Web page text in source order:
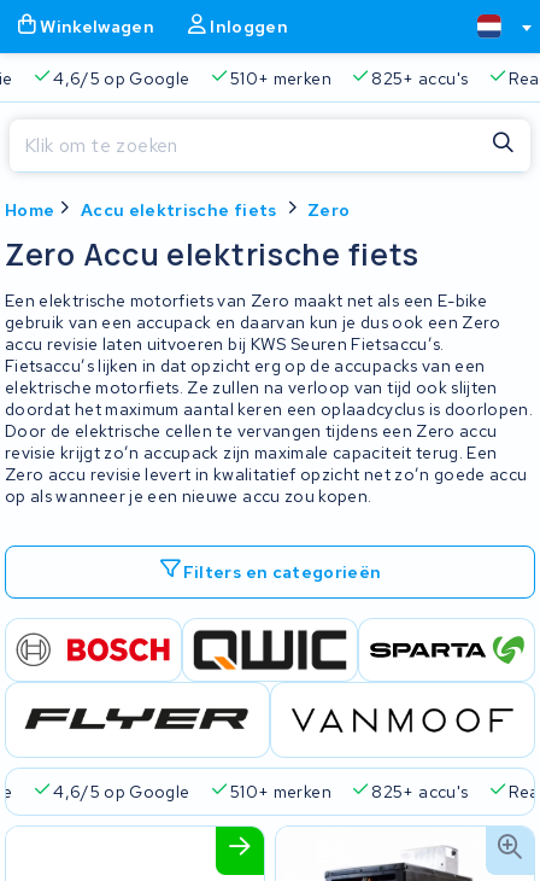
Winkelwagen Inloggen
4,6/5 op Google 510+ merken 825+ accu's
Home Accu elektrische fiets Zero
Zero Accu elektrische fiets
Een elektrische motorfiets van Zero maakt net als een E-bike
gebruik van een accupack en daarvan kun je dus ook een Zero
accu revisie laten uitvoeren bij KWS Seuren Fietsaccu’s.
Fietsaccu’s lijken in dat opzicht erg op de accupacks van een
elektrische motorfiets. Ze zullen na verloop van tijd ook slijten
doordat het maximum aantal keren een oplaadcyclus is doorlopen.
Door de elektrische cellen te vervangen tijdens een Zero accu
revisie krijgt zo’n accupack zijn maximale capaciteit terug. Een
Zero accu revisie levert in kwalitatief opzicht net zo’n goede accu
op als wanneer je een nieuwe accu zou kopen.
Filters en categorieën
4,6/5 op Google 510+ merken 825+ accu's
Je winkelwagen is leeg.
Gratis verzending en ophaalservice 45.000+ accu's
Sluiten
Begin te typen in de zoekbalk om te zoeken